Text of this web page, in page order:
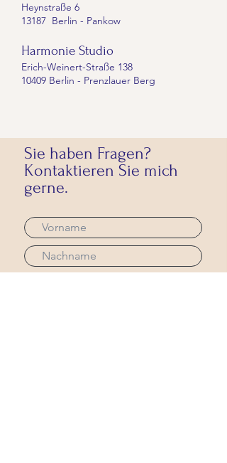
Heynstraße 6
13187 Berlin - Pankow
Harmonie Studio
Erich-Weinert-Straße 138
10409 Berlin - Prenzlauer Berg
Sie haben Fragen?
Kontaktieren Sie mich
gerne.